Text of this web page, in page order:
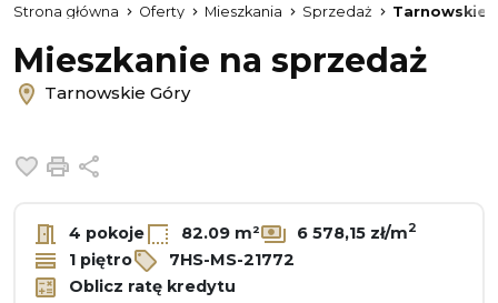
Strona główna Oferty Mieszkania Sprzedaż Tarnowskie
Mieszkanie na sprzedaż
Tarnowskie Góry
Dodaj do ulubionych
Drukuj
4 pokoje 82.09 m² 6 578,15 zł/m2
1 piętro
7HS-MS-21772
Oblicz ratę kredytu